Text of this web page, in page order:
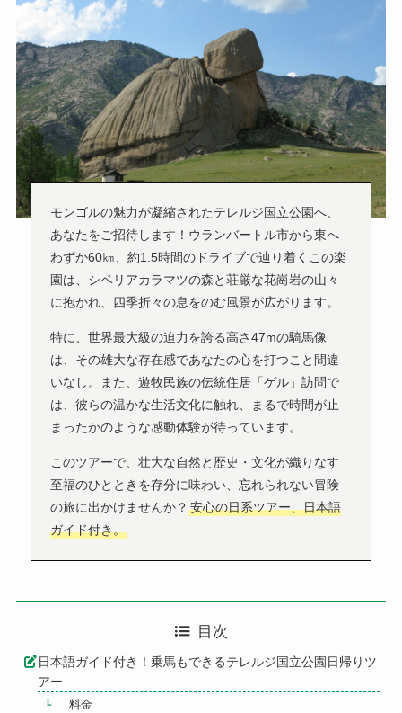
モンゴルどんな国？
モンゴル料理？
体験者の声
利用方法
お申込みの流れ
ツアー
モンゴルの魅力が凝縮されたテレルジ国立公園へ、
あなたをご招待します！ウランバートル市から東へ
わずか60㎞、約1.5時間のドライブで辿り着くこの楽
園は、シベリアカラマツの森と荘厳な花崗岩の山々
に抱かれ、四季折々の息をのむ風景が広がります。
特に、世界最大級の迫力を誇る高さ47mの騎馬像
は、その雄大な存在感であなたの心を打つこと間違
いなし。また、遊牧民族の伝統住居「ゲル」訪問で
は、彼らの温かな生活文化に触れ、まるで時間が止
まったかのような感動体験が待っています。
このツアーで、壮大な自然と歴史・文化が織りなす
至福のひとときを存分に味わい、忘れられない冒険
の旅に出かけませんか？安心の日系ツアー、日本語
ガイド付き。
目次
日本語ガイド付き！乗馬もできるテレルジ国立公園日帰りツ
アー
料金